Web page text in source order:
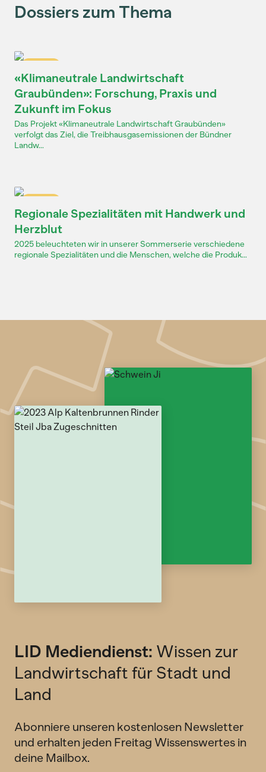
Dossiers zum Thema
«Klimaneutrale Landwirtschaft
Graubünden»: Forschung, Praxis und
Zukunft im Fokus
Das Projekt «Klimaneutrale Landwirtschaft Graubünden»
verfolgt das Ziel, die Treibhausgasemissionen der Bündner
Landw...
Regionale Spezialitäten mit Handwerk und
Herzblut
2025 beleuchteten wir in unserer Sommerserie verschiedene
regionale Spezialitäten und die Menschen, welche die Produk...
LID Mediendienst: Wissen zur
Landwirtschaft für Stadt und
Land
Abonniere unseren kostenlosen Newsletter
und erhalten jeden Freitag Wissenswertes in
deine Mailbox.